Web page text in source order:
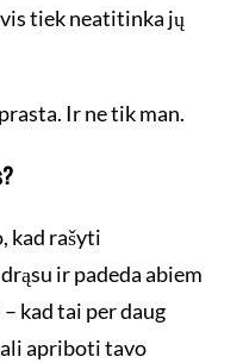
tiek neatitinka jų
Ir ne tik man.
kad rašyti
ir padeda abiem
kad tai per daug
apriboti tavo